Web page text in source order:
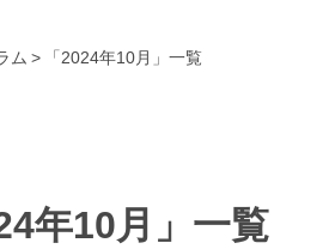
ム 「2024年10月」一覧
年10月」一覧